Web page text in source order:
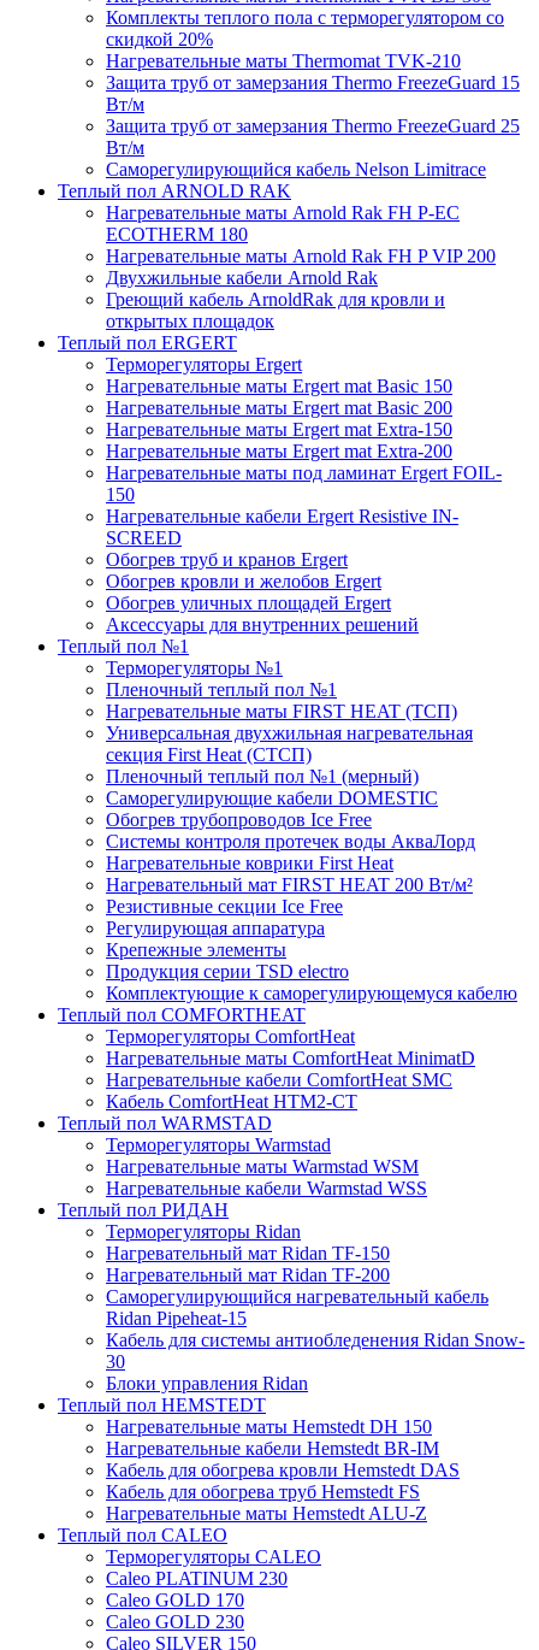
Комплекты теплого пола с терморегулятором со
скидкой 20%
Нагревательные маты Thermomat TVK-210
Защита труб от замерзания Thermo FreezeGuard 15
Вт/м
Защита труб от замерзания Thermo FreezeGuard 25
Вт/м
Саморегулирующийся кабель Nelson Limitrace
Теплый пол ARNOLD RAK
Нагревательные маты Arnold Rak FH P-EC
ECOTHERM 180
Нагревательные маты Arnold Rak FH P VIP 200
Двухжильные кабели Arnold Rak
Греющий кабель ArnoldRak для кровли и
открытых площадок
Теплый пол ERGERT
Терморегуляторы Ergert
Нагревательные маты Ergert mat Basic 150
Нагревательные маты Ergert mat Basic 200
Нагревательные маты Ergert mat Extra-150
Нагревательные маты Ergert mat Extra-200
Нагревательные маты под ламинат Ergert FOIL-
150
Нагревательные кабели Ergert Resistive IN-
SCREED
Обогрев труб и кранов Ergert
Обогрев кровли и желобов Ergert
Обогрев уличных площадей Ergert
Аксессуары для внутренних решений
Теплый пол №1
Терморегуляторы №1
Пленочный теплый пол №1
Нагревательные маты FIRST HEAT (ТСП)
Универсальная двухжильная нагревательная
секция First Heat (СТСП)
Пленочный теплый пол №1 (мерный)
Саморегулирующие кабели DOMESTIC
Обогрев трубопроводов Ice Free
Системы контроля протечек воды АкваЛорд
Нагревательные коврики First Heat
Нагревательный мат FIRST HEAT 200 Вт/м²
Резистивные секции Ice Free
Регулирующая аппаратура
Крепежные элементы
Продукция серии TSD electro
Комплектующие к саморегулирующемуся кабелю
Теплый пол COMFORTHEAT
Терморегуляторы ComfortHeat
Нагревательные маты ComfortHeat MinimatD
Нагревательные кабели ComfortHeat SMC
Кабель ComfortHeat HTM2-CT
Теплый пол WARMSTAD
Терморегуляторы Warmstad
Нагревательные маты Warmstad WSM
Нагревательные кабели Warmstad WSS
Теплый пол РИДАН
Терморегуляторы Ridan
Нагревательный мат Ridan TF-150
Нагревательный мат Ridan TF-200
Саморегулирующийся нагревательный кабель
Ridan Pipeheat-15
Кабель для системы антиобледенения Ridan Snow-
30
Блоки управления Ridan
Теплый пол HEMSTEDT
Нагревательные маты Hemstedt DH 150
Нагревательные кабели Hemstedt BR-IM
Кабель для обогрева кровли Hemstedt DAS
Кабель для обогрева труб Hemstedt FS
Нагревательные маты Hemstedt ALU-Z
Теплый пол CALEO
Терморегуляторы CALEO
Caleo PLATINUM 230
Caleo GOLD 170
Caleo GOLD 230
Caleo SILVER 150